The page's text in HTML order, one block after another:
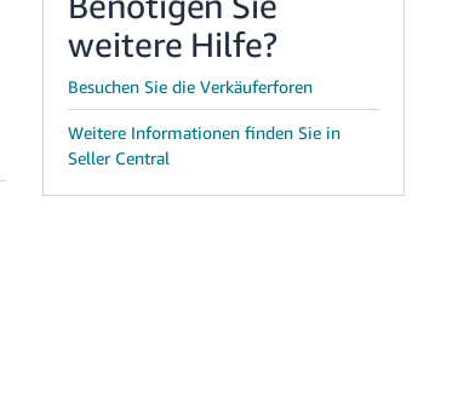
weitere Hilfe?
Besuchen Sie die Verkäuferforen
Weitere Informationen finden Sie in
Seller Central